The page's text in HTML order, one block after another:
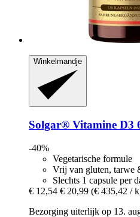
Winkelmandje
Solgar® Vitamine D3
-40%
Vegetarische formule
Vrij van gluten, tarwe
Slechts 1 capsule per
€ 12,54 € 20,99 (€ 435,42 /
Bezorging uiterlijk op 13.